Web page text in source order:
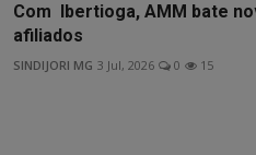
Com Ibertioga, AMM bate
afiliados
SINDIJORI MG 3 Jul, 2026 0 15